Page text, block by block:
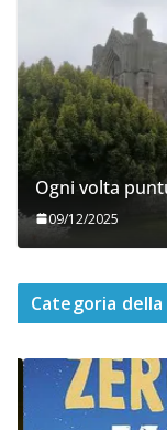
Ogni volta
09/12/2025
Categoria